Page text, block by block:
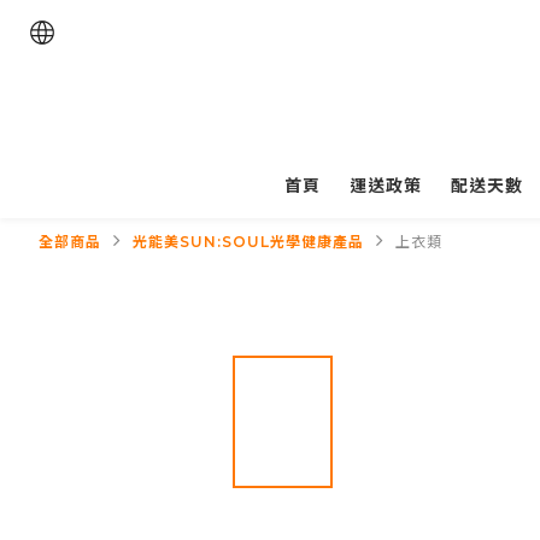
首頁 運送政策 配送天數
全部商品 光能美SUN:SOUL光學健康產品 上衣類